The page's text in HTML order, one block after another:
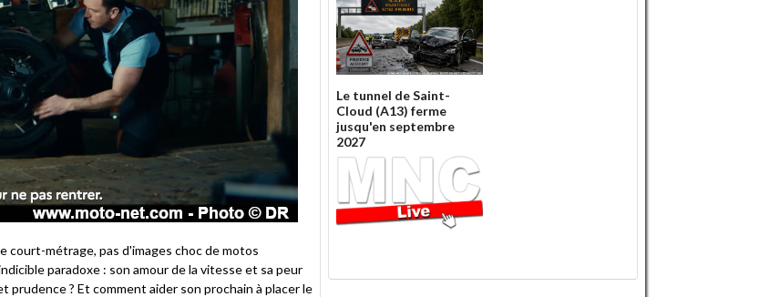
court-métrage, pas d'images choc de motos
paradoxe : son amour de la vitesse et sa peur
? Et comment aider son prochain à placer le
Le tunnel de Saint-
Cloud (A13) ferme
jusqu'en septembre
2027